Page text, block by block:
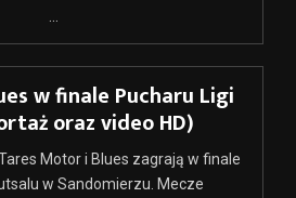
w finale Pucharu Ligi
oraz video HD)
Motor i Blues zagrają w finale
w Sandomierzu. Mecze